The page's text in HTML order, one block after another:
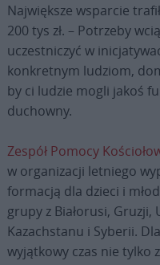
Największe wsparcie
200 tys zł. – Potrzeby
uczestniczyć w
konkretnym ludziom,
by ci ludzie mogli jakoś
duchowny.
Zespół Pomocy
w organizacji letniego
formacją dla dzieci i
grupy z Białorusi, Gruzji,
Kazachstanu i Syberii.
wyjątkowy czas nie tylko